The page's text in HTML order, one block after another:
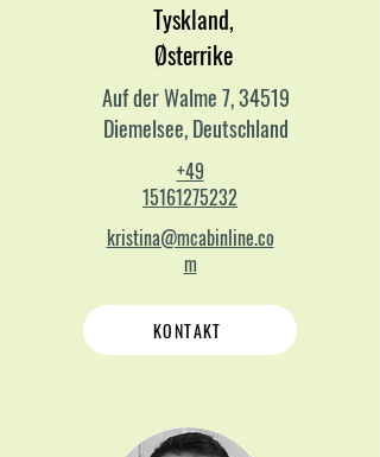
Tyskland,
Østerrike
Auf der Walme 7, 34519
Diemelsee, Deutschland
+49
15161275232
kristina@mcabinline.co
m
KONTAKT